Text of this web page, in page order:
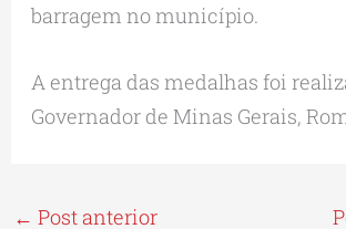
barragem no município.
A entrega das medalhas foi
Governador de Minas Gerais,
← Post anterior